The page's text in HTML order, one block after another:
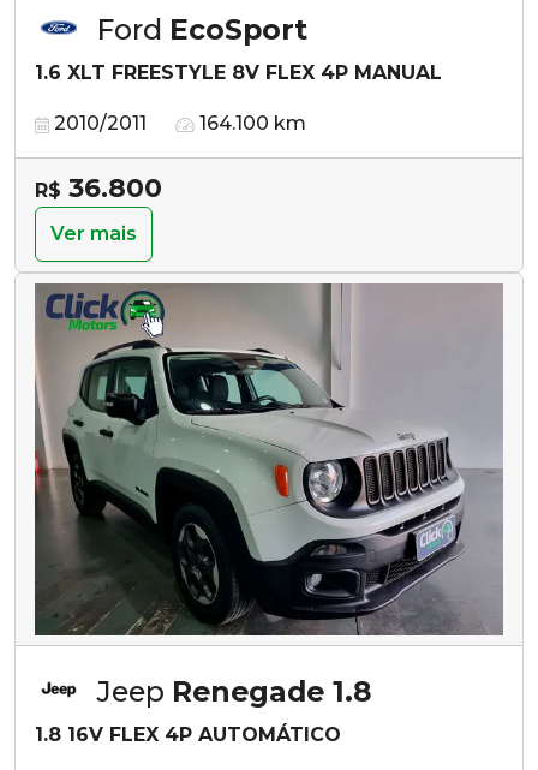
Ford EcoSport
1.6 XLT FREESTYLE 8V FLEX 4P MANUAL
2010/2011 164.100 km
R$ 36.800
Ver mais
Jeep Renegade 1.8
1.8 16V FLEX 4P AUTOMÁTICO